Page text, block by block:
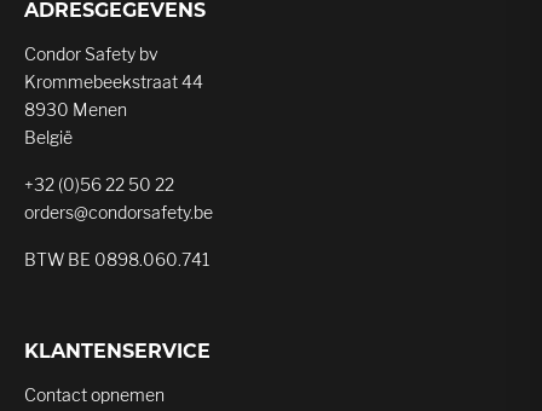
ADRESGEGEVENS
Condor Safety bv
Krommebeekstraat 44
8930 Menen
België
+32 (0)56 22 50 22
orders@condorsafety.be
BTW BE 0898.060.741
KLANTENSERVICE
Contact opnemen